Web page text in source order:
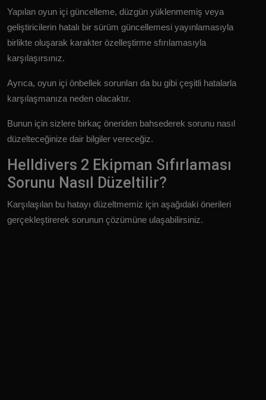
Yapılan oyun içi güncelleme, düzgün yüklenmemiş veya
geliştiricilerin hatalı bir sürüm güncellemesi yayınlamasıyla
birlikte oluşarak karakter özelleştirme sfırılamasıyla
karşılaşırsınız.
Ayrıca, oyun içi önbellek sorunları da bu gibi çeşitli hatalarla
karşılaşmanıza neden olacaktır.
Bunun için sizlere birkaç öneriden bahsederek sorunu nasıl
düzelteceğinize dair bilgiler vereceğiz.
Helldivers 2 Ekipman Sıfırlaması
Sorunu Nasıl Düzeltilir?
Karşılaşılan bu hatayı düzeltmemiz için aşağıdaki önerileri
gerçekleştirerek sorunun çözümüne ulaşabilirsiniz.